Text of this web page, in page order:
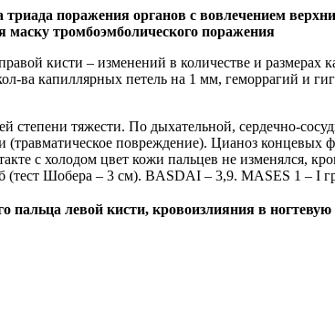
поражения органов с вовлечением
тромбоэмболического поражения
кисти – изменений в количестве и
капиллярных петель на 1 мм, геморрагий и
степени тяжести. По дыхательной,
повреждение). Цианоз концевых
с холодом цвет кожи пальцев не изменялся,
Шобера – 3 см). BASDAI – 3,9. MASES 1 – I
пальца левой кисти, кровоизлияния в